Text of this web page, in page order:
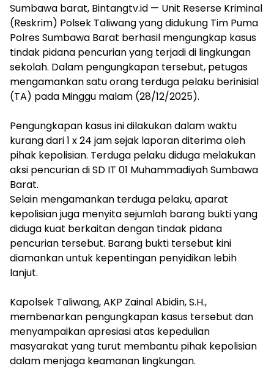
Sumbawa barat, Bintangtv.id — Unit Reserse Kriminal
(Reskrim) Polsek Taliwang yang didukung Tim Puma
Polres Sumbawa Barat berhasil mengungkap kasus
tindak pidana pencurian yang terjadi di lingkungan
sekolah. Dalam pengungkapan tersebut, petugas
mengamankan satu orang terduga pelaku berinisial
(TA) pada Minggu malam (28/12/2025).
Pengungkapan kasus ini dilakukan dalam waktu
kurang dari 1 x 24 jam sejak laporan diterima oleh
pihak kepolisian. Terduga pelaku diduga melakukan
aksi pencurian di SD IT 01 Muhammadiyah Sumbawa
Barat.
Selain mengamankan terduga pelaku, aparat
kepolisian juga menyita sejumlah barang bukti yang
diduga kuat berkaitan dengan tindak pidana
pencurian tersebut. Barang bukti tersebut kini
diamankan untuk kepentingan penyidikan lebih
lanjut.
Kapolsek Taliwang, AKP Zainal Abidin, S.H.,
membenarkan pengungkapan kasus tersebut dan
menyampaikan apresiasi atas kepedulian
masyarakat yang turut membantu pihak kepolisian
dalam menjaga keamanan lingkungan.